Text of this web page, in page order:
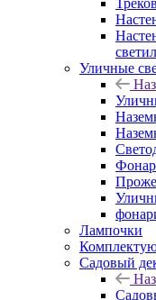
Уличные
Лампочки
Садовый